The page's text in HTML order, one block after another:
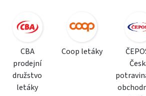
CBA
prodejní
družstvo
letáky
Coop letáky